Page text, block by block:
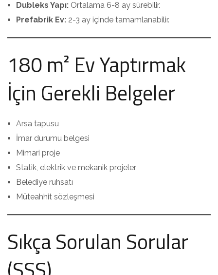
Dubleks Yapı: Ortalama 6-8 ay sürebilir.
Prefabrik Ev: 2-3 ay içinde tamamlanabilir.
180 m² Ev Yaptırmak
İçin Gerekli Belgeler
Arsa tapusu
İmar durumu belgesi
Mimari proje
Statik, elektrik ve mekanik projeler
Belediye ruhsatı
Müteahhit sözleşmesi
Sıkça Sorulan Sorular